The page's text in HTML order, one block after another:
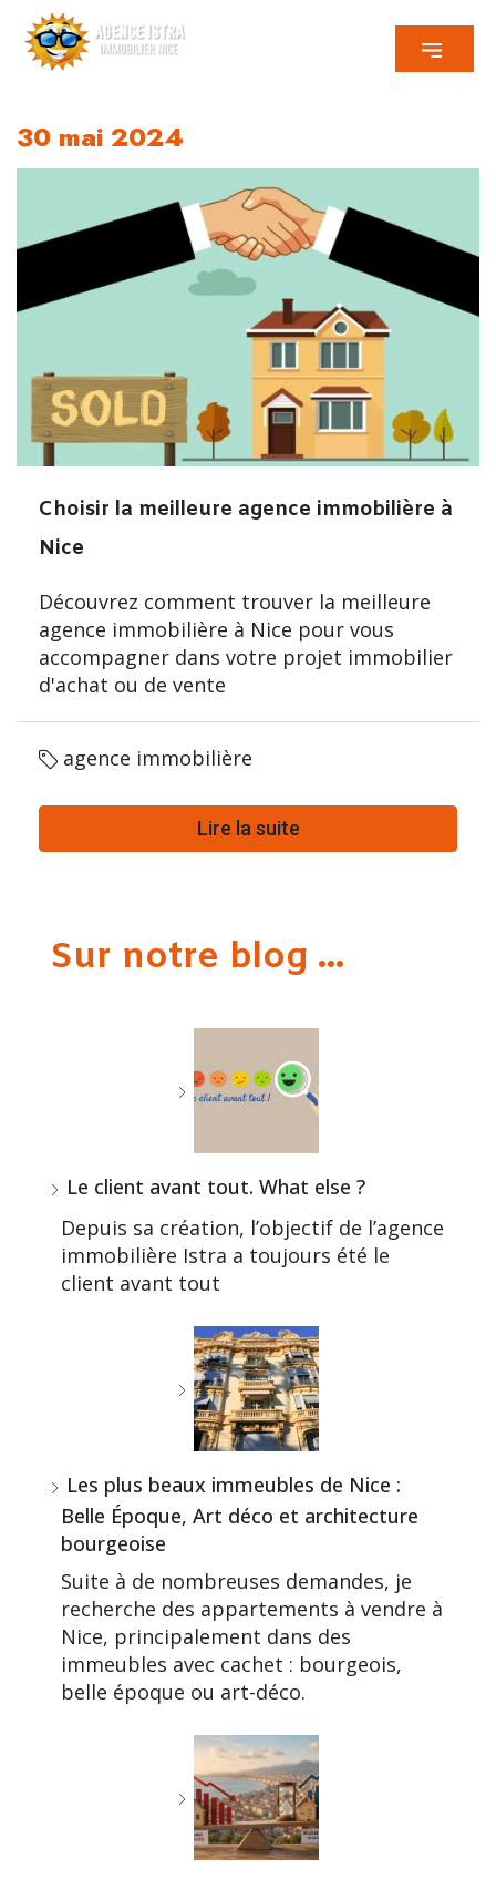
30 mai 2024
Choisir la meilleure agence immobilière à
Nice
Découvrez comment trouver la meilleure
agence immobilière à Nice pour vous
accompagner dans votre projet immobilier
d'achat ou de vente
agence immobilière
Lire la suite
Sur notre blog ...
Le client avant tout. What else ?
Depuis sa création, l’objectif de l’agence
immobilière Istra a toujours été le
client avant tout
Les plus beaux immeubles de Nice :
Belle Époque, Art déco et architecture
bourgeoise
Suite à de nombreuses demandes, je
recherche des appartements à vendre à
Nice, principalement dans des
immeubles avec cachet : bourgeois,
belle époque ou art-déco.